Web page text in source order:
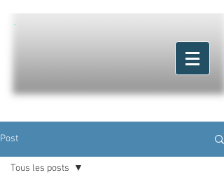
Post
Tous les posts